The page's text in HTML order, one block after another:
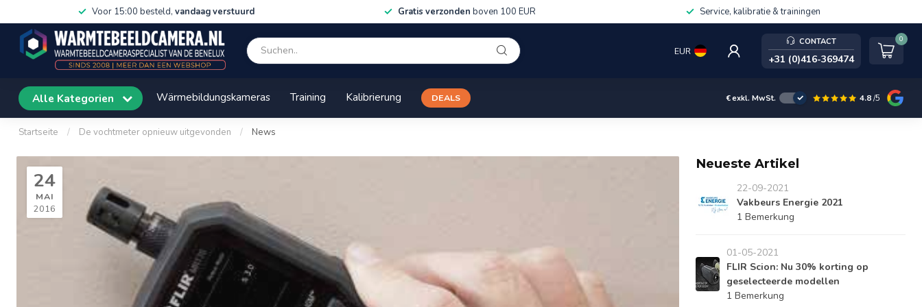
Voor 15:00 besteld, vandaag verstuurd Gratis verzonden boven 100 EUR Service, kalibratie & trainingen
EUR
CONTACT
+31 (0)416-369474
0
Alle Kategorien Wärmebildungskameras Training Kalibrierung DEALS €exkl. MwSt. 4.8/5
Startseite / De vochtmeter opnieuw uitgevonden / News
24
MAI
2016
Neueste Artikel
22-09-2021
Vakbeurs Energie 2021
1 Bemerkung
01-05-2021
FLIR Scion: Nu 30% korting op
geselecteerde modellen
1 Bemerkung